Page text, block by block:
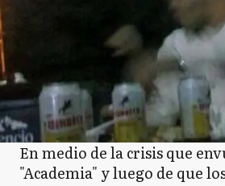
En medio de la crisis que
"Academia" y luego de que